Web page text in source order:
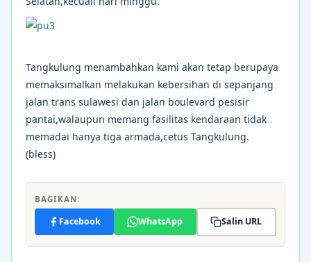
Tangkulung menambahkan kami akan tetap berupaya
memaksimalkan melakukan kebersihan di sepanjang
jalan trans sulawesi dan jalan boulevard pesisir
pantai,walaupun memang fasilitas kendaraan tidak
memadai hanya tiga armada,cetus Tangkulung.
(bless)
BAGIKAN:
Facebook WhatsApp Salin URL